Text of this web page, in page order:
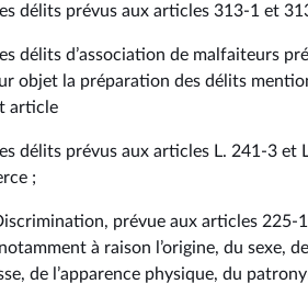
délits prévus aux articles 313‑1 et
délits d’association de malfaiteurs
objet la préparation des délits
article
délits prévus aux articles L. 241‑3 et
;
prévue aux articles
à raison l’origine, du sexe,
de l’apparence physique, du